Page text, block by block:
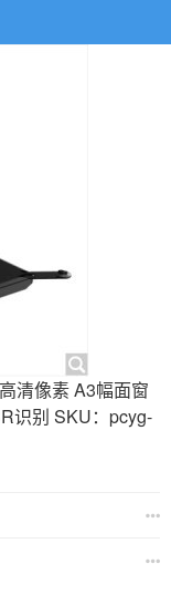
清像素 A3幅面窗
识别 SKU：pcyg-